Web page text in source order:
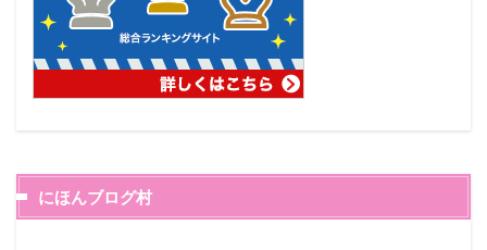
にほんブログ村